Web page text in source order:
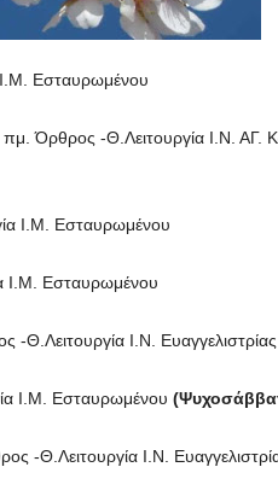
Εσταυρωμένου
Όρθρος -Θ.Λειτουργία Ι.Ν. ΑΓ.
Ι.Μ. Εσταυρωμένου
Ι.Μ. Εσταυρωμένου
Ι.Ν.
Ι.Μ. Εσταυρωμένου
-Θ.Λειτουργία Ι.Ν.